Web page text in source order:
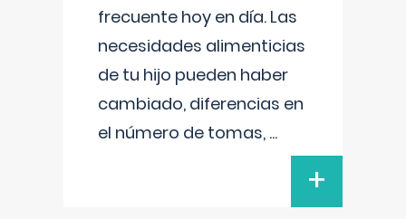
frecuente hoy en día. Las
necesidades alimenticias
de tu hijo pueden haber
cambiado, diferencias en
el número de tomas, ...
+